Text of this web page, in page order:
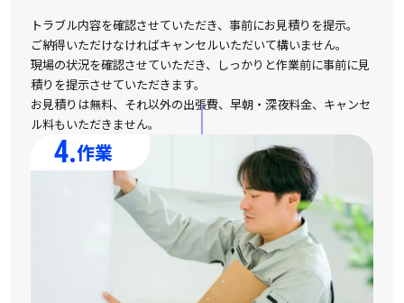
トラブル内容を確認させていただき、事前にお見積りを提示。
ご納得いただけなければキャンセルいただいて構いません。
現場の状況を確認させていただき、しっかりと作業前に事前に見
積りを提示させていただきます。
お見積りは無料、それ以外の出張費、早朝・深夜料金、キャンセ
ル料もいただきません。
4.作業